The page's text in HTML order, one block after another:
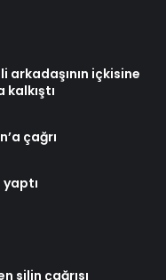
arkadaşının içkisine
çağrı
yaptı
silin çağrısı